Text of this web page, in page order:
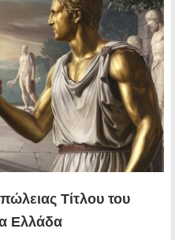
Τίτλου του
Ελλάδα